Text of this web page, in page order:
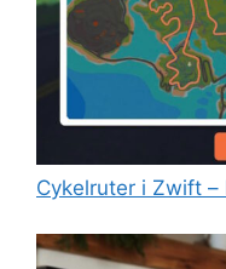
Cykelruter i Zwift